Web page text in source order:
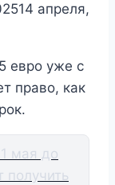
14 апреля,
евро уже с
право, как
мая до